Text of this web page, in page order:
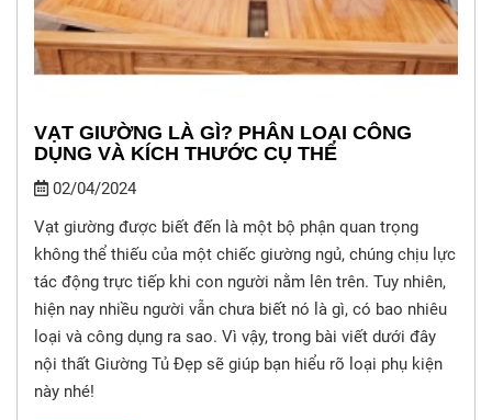
VẠT GIƯỜNG LÀ GÌ? PHÂN LOẠI CÔNG
DỤNG VÀ KÍCH THƯỚC CỤ THỂ
02/04/2024
Vạt giường được biết đến là một bộ phận quan trọng
không thể thiếu của một chiếc giường ngủ, chúng chịu lực
tác động trực tiếp khi con người nằm lên trên. Tuy nhiên,
hiện nay nhiều người vẫn chưa biết nó là gì, có bao nhiêu
loại và công dụng ra sao. Vì vậy, trong bài viết dưới đây
nội thất Giường Tủ Đẹp sẽ giúp bạn hiểu rõ loại phụ kiện
này nhé!